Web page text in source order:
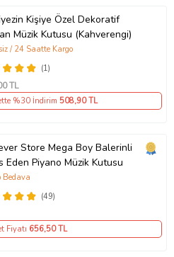
Kişiye Özel Dekoratif
Müzik Kutusu (Kahverengi)
(1)
/ 24 Saatte Kargo
TL
%30 İndirim 508,90 TL
Store Mega Boy Balerinli
Eden Piyano Müzik Kutusu
(49)
Bedava
Fiyatı 656,50 TL